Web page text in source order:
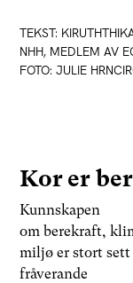
TEKST:
NHH, MEDLEM AV
FOTO: JULIE
Kor er
Kunnskapen
om berekraft,
miljø er stort sett
fråverande